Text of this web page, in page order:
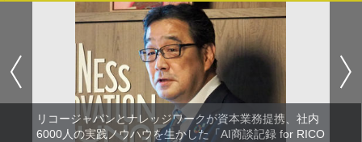
リコージャパンとナレッジワークが資本業務提携、社内
6000人の実践ノウハウを生かした「AI商談記録 for RICO